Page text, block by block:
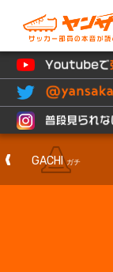
GACHI ガチ